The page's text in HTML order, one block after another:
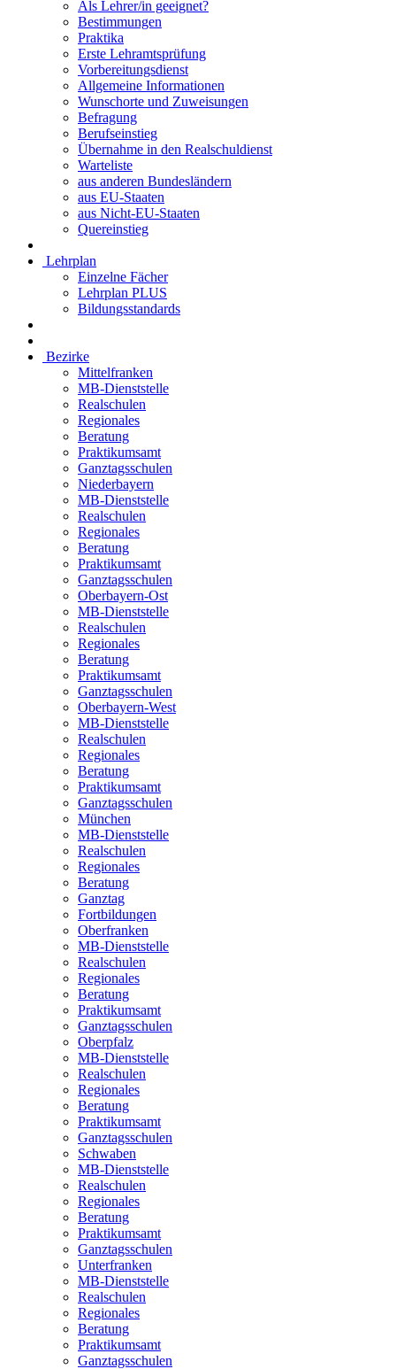
Als Lehrer/in geeignet?
Bestimmungen
Praktika
Erste Lehramtsprüfung
Vorbereitungsdienst
Allgemeine Informationen
Wunschorte und Zuweisungen
Befragung
Berufseinstieg
Übernahme in den Realschuldienst
Warteliste
aus anderen Bundesländern
aus EU-Staaten
aus Nicht-EU-Staaten
Quereinstieg
Lehrplan
Einzelne Fächer
Lehrplan PLUS
Bildungsstandards
Bezirke
Mittelfranken
MB-Dienststelle
Realschulen
Regionales
Beratung
Praktikumsamt
Ganztagsschulen
Niederbayern
MB-Dienststelle
Realschulen
Regionales
Beratung
Praktikumsamt
Ganztagsschulen
Oberbayern-Ost
MB-Dienststelle
Realschulen
Regionales
Beratung
Praktikumsamt
Ganztagsschulen
Oberbayern-West
MB-Dienststelle
Realschulen
Regionales
Beratung
Praktikumsamt
Ganztagsschulen
München
MB-Dienststelle
Realschulen
Regionales
Beratung
Ganztag
Fortbildungen
Oberfranken
MB-Dienststelle
Realschulen
Regionales
Beratung
Praktikumsamt
Ganztagsschulen
Oberpfalz
MB-Dienststelle
Realschulen
Regionales
Beratung
Praktikumsamt
Ganztagsschulen
Schwaben
MB-Dienststelle
Realschulen
Regionales
Beratung
Praktikumsamt
Ganztagsschulen
Unterfranken
MB-Dienststelle
Realschulen
Regionales
Beratung
Praktikumsamt
Ganztagsschulen